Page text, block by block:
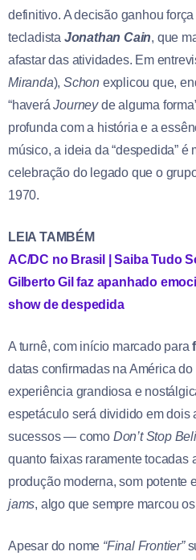
definitivo. A decisão ganhou
tecladista Jonathan Cain, que
afastar das atividades. Em
Miranda),Schon explicou que,
“haveráJourneyde alguma
profunda com a história e a
músico, a ideia da “despedida” é
celebração do legado que o
1970.
LEIA TAMBÉM
AC/DC no Brasil | Saiba Tudo
Gilberto Gil faz apanhado
show de despedida
A turnê, com início marcado para
datas confirmadas na América
experiência grandiosa e
espetáculo será dividido em dois
sucessos — como Don’t Stop
quanto faixas raramente tocadas
produção moderna, som potente
jams, algo que sempre marcou
Apesar do nome “Final Frontier”